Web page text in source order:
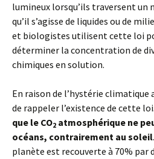
lumineux lorsqu’ils traversent un
qu’il s’agisse de liquides ou de
et biologistes utilisent cette loi
déterminer la concentration de
chimiques en solution.
En raison de l’hystérie
de rappeler l’existence de cette
que le CO2 atmosphérique ne
océans, contrairement au soleil
planète est recouverte à 70% par